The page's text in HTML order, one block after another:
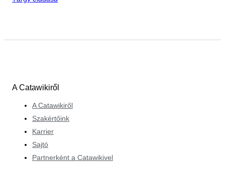
A Catawikiről
A Catawikiről
Szakértőink
Karrier
Sajtó
Partnerként a Catawikivel